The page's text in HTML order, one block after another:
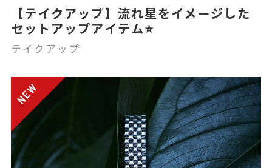
【テイクアップ】流れ星をイメージした
セットアップアイテム⭐️
テイクアップ